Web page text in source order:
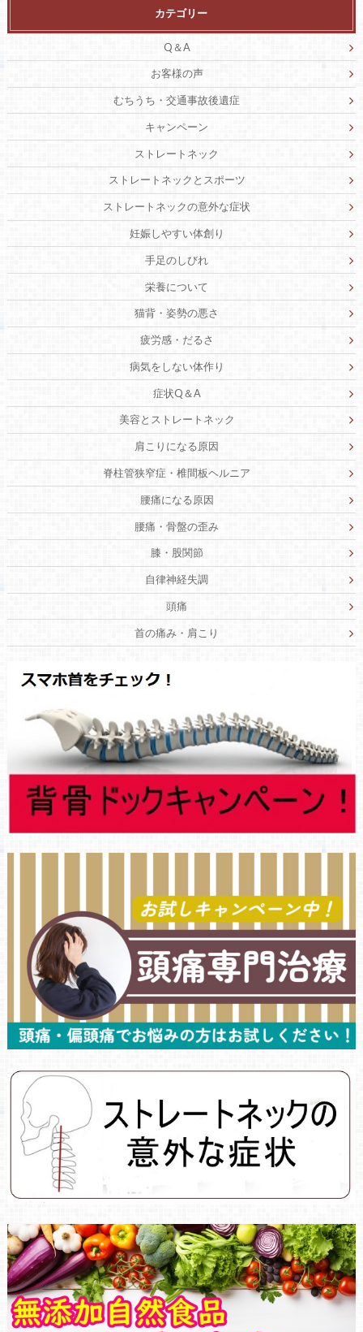
カテゴリー
Q＆A
お客様の声
むちうち・交通事故後遺症
キャンペーン
ストレートネック
ストレートネックとスポーツ
ストレートネックの意外な症状
妊娠しやすい体創り
手足のしびれ
栄養について
猫背・姿勢の悪さ
疲労感・だるさ
病気をしない体作り
症状Q＆A
美容とストレートネック
肩こりになる原因
脊柱管狭窄症・椎間板ヘルニア
腰痛になる原因
腰痛・骨盤の歪み
膝・股関節
自律神経失調
頭痛
首の痛み・肩こり